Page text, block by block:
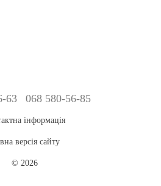
63 068 580-56-85
інформація
версія сайту
© 2026